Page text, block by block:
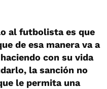
al futbolista es que
de esa manera va a
con su vida
la sanción no
le permita una